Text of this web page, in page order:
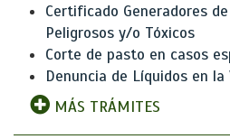
Certificado Generadores
Peligrosos y/o Tóxicos
Corte de pasto en casos
Denuncia de Líquidos en la
MÁS TRÁMITES